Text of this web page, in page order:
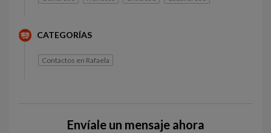
CATEGORÍAS
Contactos en Rafaela
Envíale un mensaje ahora